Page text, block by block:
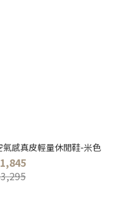
氣感真皮輕量休閒鞋-米色